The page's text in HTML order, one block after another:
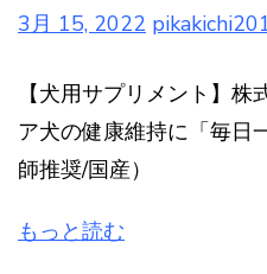
3月 15, 2022
【犬用サプリメント】
ア犬の健康維持に「毎
師推奨/国産）
もっと読む